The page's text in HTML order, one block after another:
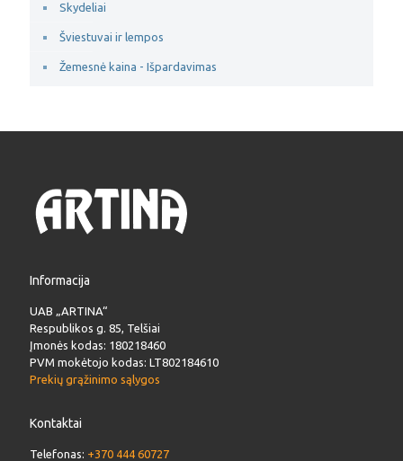
Skydeliai
Šviestuvai ir lempos
Žemesnė kaina - Išpardavimas
Informacija
UAB „ARTINA“
Respublikos g. 85, Telšiai
Įmonės kodas: 180218460
PVM mokėtojo kodas: LT802184610
Prekių grąžinimo sąlygos
Kontaktai
Telefonas: +370 444 60727